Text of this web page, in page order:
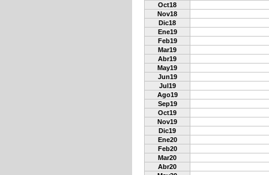
Oct18
Nov18
Dic18
Ene19
Feb19
Mar19
Abr19
May19
Jun19
Jul19
Ago19
Sep19
Oct19
Nov19
Dic19
Ene20
Feb20
Mar20
Abr20